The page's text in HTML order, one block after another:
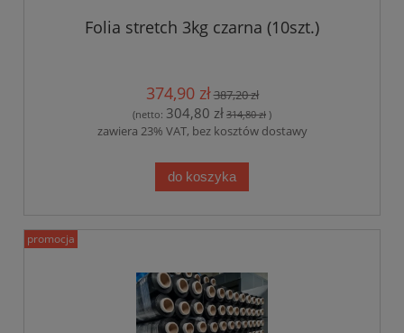
Folia stretch 3kg czarna (10szt.)
374,90 zł387,20 zł
(netto: 304,80 zł 314,80 zł )
zawiera 23% VAT, bez kosztów dostawy
do koszyka
promocja